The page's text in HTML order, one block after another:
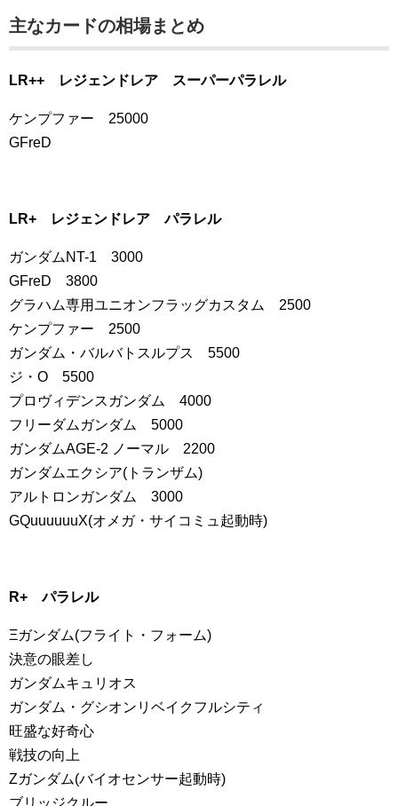
主なカードの相場まとめ
LR++ レジェンドレア スーパーパラレル
ケンプファー 25000
GFreD
LR+ レジェンドレア パラレル
ガンダムNT-1 3000
GFreD 3800
グラハム専用ユニオンフラッグカスタム 2500
ケンプファー 2500
ガンダム・バルバトスルプス 5500
ジ・O 5500
プロヴィデンスガンダム 4000
フリーダムガンダム 5000
ガンダムAGE-2 ノーマル 2200
ガンダムエクシア(トランザム)
アルトロンガンダム 3000
GQuuuuuuX(オメガ・サイコミュ起動時)
R+ パラレル
Ξガンダム(フライト・フォーム)
決意の眼差し
ガンダムキュリオス
ガンダム・グシオンリベイクフルシティ
旺盛な好奇心
戦技の向上
Zガンダム(バイオセンサー起動時)
ブリッジクルー